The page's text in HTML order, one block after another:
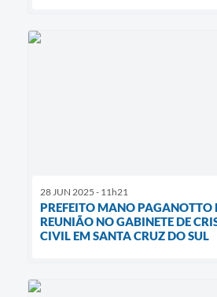
28 JUN 2025 - 11h21
PREFEITO MANO PAGANOTTO
REUNIÃO NO GABINETE DE
CIVIL EM SANTA CRUZ DO SUL